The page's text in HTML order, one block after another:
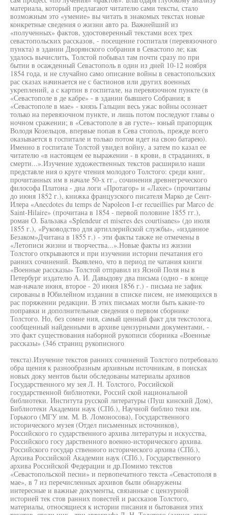
материала, который предлагают читателю сами тексты, стало
возможным это «умение» вы читать в знакомых текстах новые
конкретные сведения о жизни авто ра. Важнейший из
«полученных» фактов, удостоверенный текстами всех трех
севастопольских рассказов, - посещение госпиталя (перевязочного
пункта) в здании Дворянского собрания в Севастопо ле; как
удалось вычислить, Толстой побывал там почти сразу по при
бытии в осажденный Севастополь в один из дней 10-12 ноября
1854 года, и не случайно само описание войны в севастопольских
рас сказах начинается не с бастионов или других военных
укреплений, а с картин в госпитале, на перевязочном пункте (в
«Севастополе в де кабре» - в здании бывшего Собрания; в
«Севастополе в мае» - князь Гальцин весь ужас войны осознает
только на перевязочном пункте, и лишь потом последуют главы о
ночном сражении; в «Севастополе в ав густе»- юный прапорщик
Володя Козельцов, впервые попав в Сева стополь, прежде всего
оказывается в госпитале и только потом идет на свою батарею).
Именно в госпитале Толстой увидел войну, а затем по казал ее
читателю «в настоящем ее выражении - в крови, в страданиях, в
смерти...».Изучение художественных текстов расширило наши
представле ния о круге чтения молодого Толстого: среди книг,
прочитанных им в начале 50-х гг., сочинения древнегреческого
философа Платона - диа логи «Протагор» и «Лахес» (прочитаны
до июня 1852 г.), книжка французского писателя Марко де Сент-
Илера «Anecdotes du temps de Napoleon I-er recueillies par Marco de
Saint-Hilaire» (прочитана в 1854 - первой половине 1855 гг.),
роман О. Бальзака «Splendeur et miseres des courtisanes» (до июля
1855 г.), «Руководство для артиллерийской службы», «изданное
Безаком»Дчитана в 1855 г.) - эти факты также не отмечены в
«Летописи жизни и творчества...».Новые факты из жизни
Толстого открываются и при изучении истории печатания его
ранних сочинений. Выявлено, что в период пе чатания книги
«Военные рассказы» Толстой отправил из Ясной Поля ны в
Петербург издателю А. И. Давыдову два письма (одно - в конце
мая-начале июня, второе - 20 июня 1856 г.) - письма не зафик
сированы в Юбилейном издании в списке писем, не имеющихся в
рас поряжении редакции. В этих письмах могли быть какие-то
поправки и дополнительные сведения о первом сборнике
Толстого. Но, без сомне ния, самый ценный факт для текстолога,
сообщенный найденными в архиве цензурными документами, -
это факт существования наборной рукописи сборника «Военные
рассказы» (346 страниц рукописного
текста).Изучение текстов ранних сочинений Толстого потребовало
обра щения к разнообразным архивным источникам, в поисках
новых доку ментов были обследованы материалы архивов
Государственного му зея Л. Н. Толстого, Российской
государственной библиотеки, Россий ской национальной
библиотеки. Института русской литературы (Пуш кинский Дом),
Библиотеки Академии наук (СПб.), Научной библио теки им.
Горького (МГУ им. М. В. Ломоносова), Государственного
исторического музея (Отдел письменных источников),
Российского го сударственного архива литературы и искусства,
Российского госу дарственного военно-исторического архива.
Российского государ ственного исторического архива (СПб.),
Архива Российской Академии наук (СПб.), Государственного
архива Российской Федерации и др.Помимо текстов
«Севастопольской песни» и первопечатного текста «Севастополя в
мае», в 7 из перечисленных архивов были обнаружены
интересные и важные документы, связанные с цензурной
историей тек стов ранних повестей и рассказов Толстого,
материалы, относящиеся к истории писания и бытования этих